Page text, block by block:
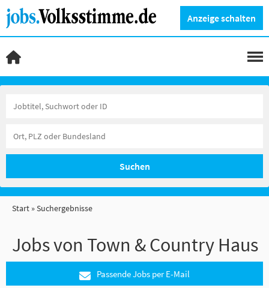
Anzeige schalten
Suchen
Start Suchergebnisse
Jobs von Town & Country Haus
Passende Jobs per E-Mail